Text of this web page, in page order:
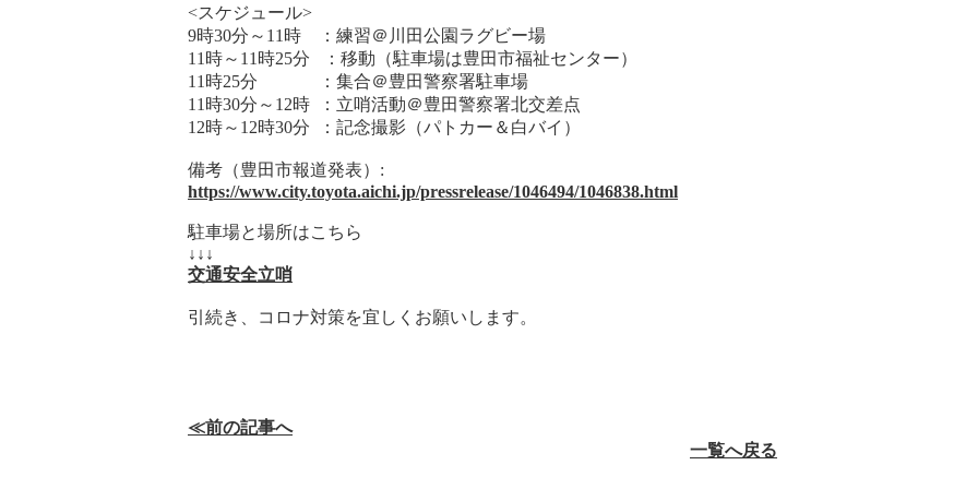
<スケジュール>
9時30分～11時 ：練習＠川田公園ラグビー場
11時～11時25分 ：移動（駐車場は豊田市福祉センター）
11時25分 ：集合＠豊田警察署駐車場
11時30分～12時 ：立哨活動＠豊田警察署北交差点
12時～12時30分 ：記念撮影（パトカー＆白バイ）
備考（豊田市報道発表）:
https://www.city.toyota.aichi.jp/pressrelease/1046494/1046838.html
駐車場と場所はこちら
↓↓↓
交通安全立哨
引続き、コロナ対策を宜しくお願いします。
≪前の記事へ
一覧へ戻る